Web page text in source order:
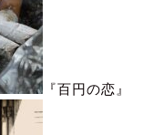
『百円の恋』